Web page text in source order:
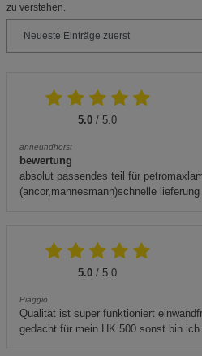
zu verstehen.
5.0 / 5.0
anneundhorst
bewertung
absolut passendes teil für
(ancor,mannesmann)schnelle
5.0 / 5.0
Piaggio
Qualität ist super funktioniert
gedacht für mein HK 500 sonst bin ich